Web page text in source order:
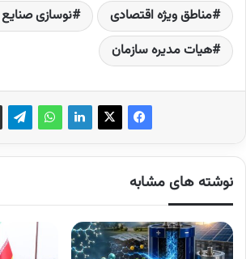
مناطق ویژه اقتصادی
نوسازی صنایع
هیات مدیره سازمان
نوشته های مشابه